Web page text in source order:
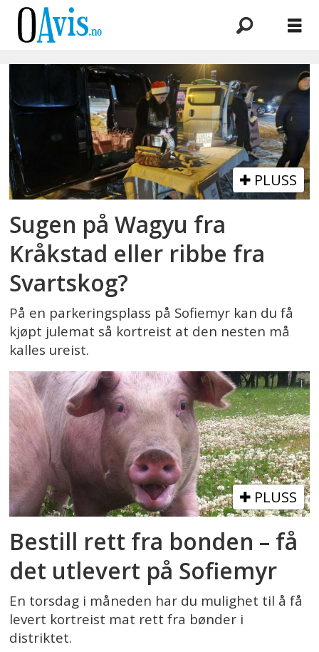
Emne:
reko-
utlevering
PLUSS
Sugen på Wagyu fra
Kråkstad eller ribbe fra
Svartskog?
På en parkeringsplass på Sofiemyr kan du få
kjøpt julemat så kortreist at den nesten må
kalles ureist.
PLUSS
Bestill rett fra bonden – få
det utlevert på Sofiemyr
En torsdag i måneden har du mulighet til å få
levert kortreist mat rett fra bønder i
distriktet.